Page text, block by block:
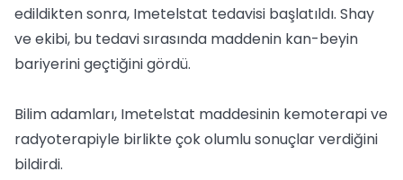
edildikten sonra, Imetelstat tedavisi başlatıldı. Shay
ve ekibi, bu tedavi sırasında maddenin kan-beyin
bariyerini geçtiğini gördü.
Bilim adamları, Imetelstat maddesinin kemoterapi ve
radyoterapiyle birlikte çok olumlu sonuçlar verdiğini
bildirdi.